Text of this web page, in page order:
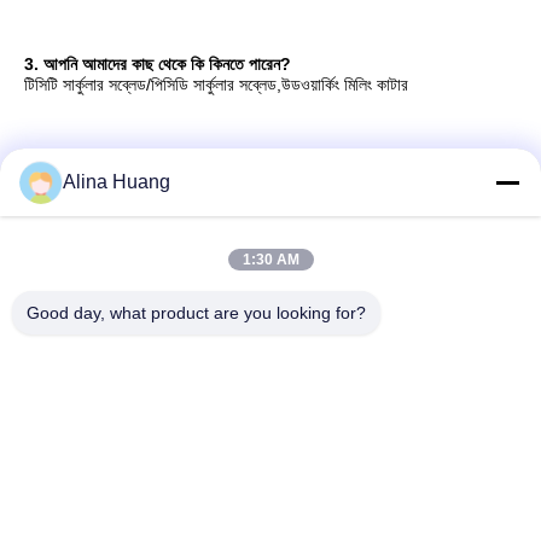
Alina Huang
1:30 AM
Good day, what product are you looking for?